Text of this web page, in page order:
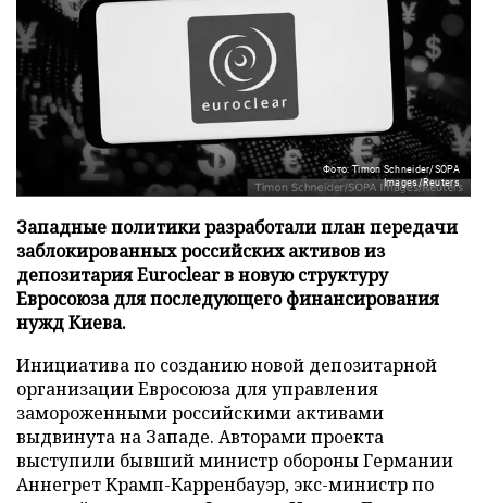
Фото: Timon Schneider/SOPA
Images/Reuters
Западные политики разработали план передачи
заблокированных российских активов из
депозитария Euroclear в новую структуру
Евросоюза для последующего финансирования
нужд Киева.
Инициатива по созданию новой депозитарной
организации Евросоюза для управления
замороженными российскими активами
выдвинута на Западе. Авторами проекта
выступили бывший министр обороны Германии
Аннегрет Крамп-Карренбауэр, экс-министр по